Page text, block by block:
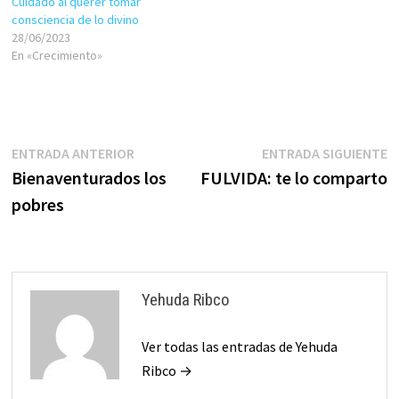
consciencia de lo divino
28/06/2023
En «Crecimiento»
Navegación
de
entradas
ENTRADA ANTERIOREntrada
anterior:
Bienaventurados los
pobres
ENTRADA SIGUIENTE
FULVIDA: te lo comparto
Yehuda Ribco
Ver todas las entradas de Yehuda
Ribco →